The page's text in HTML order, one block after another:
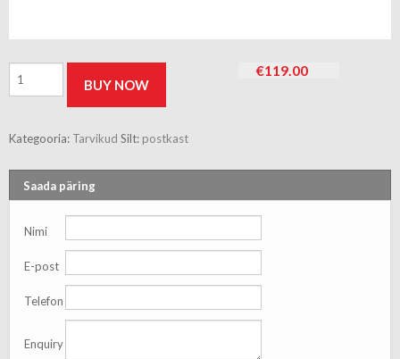
€119.00
Glori
PDL915,
mm
kogus
BUY NOW
Kategooria: Tarvikud Silt: postkast
Saada päring
Nimi
E-post
Telefon
Enquiry